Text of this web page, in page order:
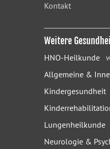
Kontakt
Weitere
HNO-Heilkunde
Allgemeine &
Kindergesundheit
Lungenheilkunde
Neurologie &